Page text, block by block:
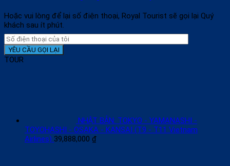
Hoặc vui lòng để lại số điện thoại, Royal Tourist sẽ gọi lại Quý
khách sau ít phút.
TOUR
NHẬT BẢN: TOKYO - YAMANASHI -
TOYOHASHI - OSAKA - KANSAI (T9 - T11 Vietnam
Airlines) 39,888,000 ₫